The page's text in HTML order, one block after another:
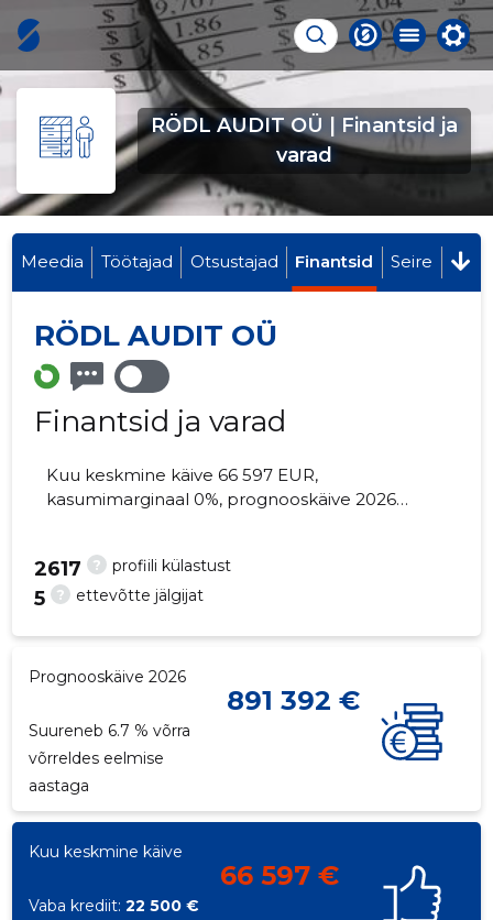
RÖDL AUDIT OÜ | Finantsid ja
varad
Meedia Töötajad Otsustajad Finantsid Seire
RÖDL AUDIT OÜ
Finantsid ja varad
Kuu keskmine käive 66 597 EUR,
kasumimarginaal 0%, prognooskäive 2026
? profiili külastust
2617
? ettevõtte jälgijat
5
Prognooskäive 2026
891 392 €
Suureneb 6.7 % võrra
võrreldes eelmise
aastaga
Kuu keskmine käive
66 597 €
Vaba krediit:22 500 €